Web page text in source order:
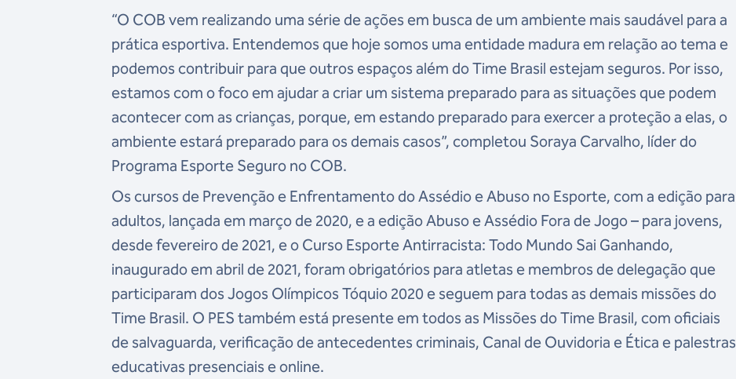
“O COB vem realizando uma série de ações em busca de um ambiente mais saudável para a
prática esportiva. Entendemos que hoje somos uma entidade madura em relação ao tema e
podemos contribuir para que outros espaços além do Time Brasil estejam seguros. Por isso,
estamos com o foco em ajudar a criar um sistema preparado para as situações que podem
acontecer com as crianças, porque, em estando preparado para exercer a proteção a elas, o
ambiente estará preparado para os demais casos”, completou Soraya Carvalho, líder do
Programa Esporte Seguro no COB.
Os cursos de Prevenção e Enfrentamento do Assédio e Abuso no Esporte, com a edição para
adultos, lançada em março de 2020, e a edição Abuso e Assédio Fora de Jogo – para jovens,
desde fevereiro de 2021, e o Curso Esporte Antirracista: Todo Mundo Sai Ganhando,
inaugurado em abril de 2021, foram obrigatórios para atletas e membros de delegação que
participaram dos Jogos Olímpicos Tóquio 2020 e seguem para todas as demais missões do
Time Brasil. O PES também está presente em todos as Missões do Time Brasil, com oficiais
de salvaguarda, verificação de antecedentes criminais, Canal de Ouvidoria e Ética e palestras
educativas presenciais e online.